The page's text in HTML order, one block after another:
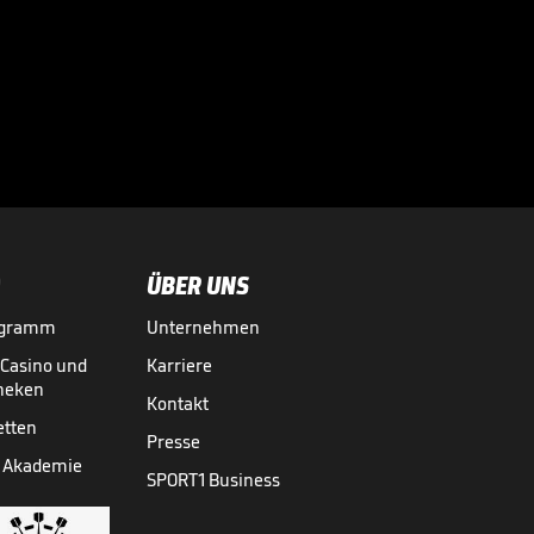
und
Akademie
ÜBER UNS
Unternehmen
Karriere
Kontakt
Presse
SPORT1 Business